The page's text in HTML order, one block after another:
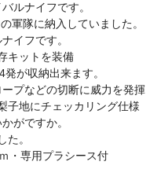
ルナイフです。
軍隊に納入していました。
イフです。
キットを装備
が収納出来ます。
プなどの切断に威力を発揮
子地にチェッカリング仕様
がですか。
た。
・専用プラシース付